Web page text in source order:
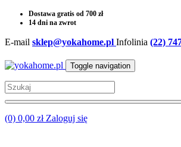
Dostawa gratis od 700 zł
14 dni na zwrot
E-mail sklep@yokahome.pl Infolinia (22)
Toggle navigation
(0) 0,00 zł Zaloguj się